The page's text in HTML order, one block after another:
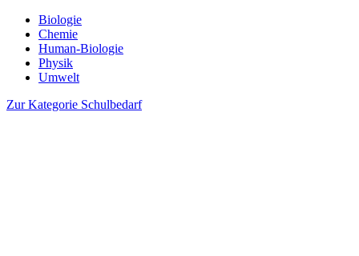
Biologie
Chemie
Human-Biologie
Physik
Umwelt
Zur Kategorie Schulbedarf